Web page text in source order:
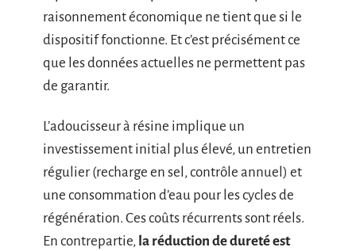
raisonnement économique ne tient que si le
dispositif fonctionne. Et c’est précisément ce
que les données actuelles ne permettent pas
de garantir.
L’adoucisseur à résine implique un
investissement initial plus élevé, un entretien
régulier (recharge en sel, contrôle annuel) et
une consommation d’eau pour les cycles de
régénération. Ces coûts récurrents sont réels.
En contrepartie, la réduction de dureté est